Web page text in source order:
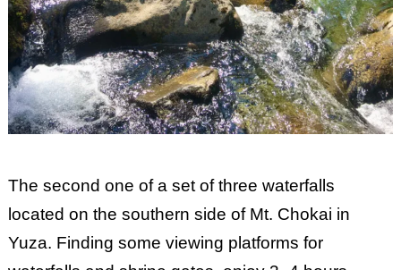
The second one of a set of three waterfalls
located on the southern side of Mt. Chokai in
Yuza. Finding some viewing platforms for